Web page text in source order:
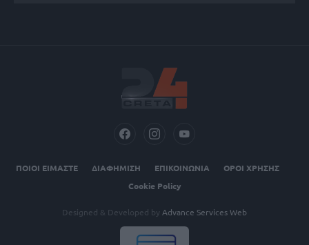
ΠΟΙΟΙ ΕΙΜΑΣΤΕ ΔΙΑΦΗΜΙΣΗ ΕΠΙΚΟΙΝΩΝΙΑ
ΟΡΟΙ ΧΡΗΣΗΣ
Cookie Policy
Designed & Developed by Advance Services Web